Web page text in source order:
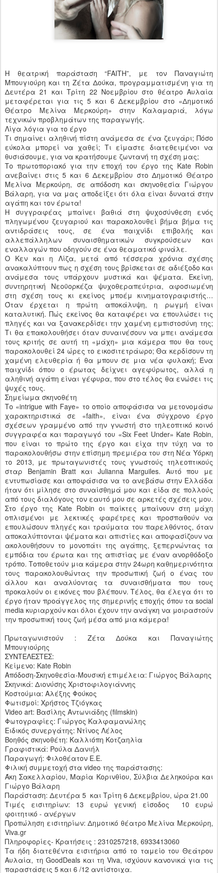
Η θεατρική παράσταση “FAITH”, με τον Παναγιώτη
Μπουγιούρη και τη Ζέτα Δούκα, προγραμματισμένη για τη
Δευτέρα 21 και Τρίτη 22 Νοεμβρίου στο θέατρο Αυλαία
μεταφέρεται για τις 5 και 6 Δεκεμβρίου στο «Δημοτικό
Θέατρο Μελίνα Μερκούρη» στην Καλαμαριά, λόγω
τεχνικών προβλημάτων της παραγωγής.
Λίγα λόγια για το έργο
Τι σημαίνει αληθινή πίστη ανάμεσα σε ένα ζευγάρι; Πόσο
εύκολα μπορεί να χαθεί; Τι είμαστε διατεθειμένοι να
θυσιάσουμε, για να κρατήσουμε ζωντανή τη σχέση μας;
Το πρωτοποριακό για την εποχή του έργο της Kate Robin
ανεβαίνει στις 5 και 6 Δεκεμβρίου στο Δημοτικό Θέατρο
Μελίνα Μερκούρη, σε απόδοση και σκηνοθεσία Γιώργου
Βάλαρη, για να μας αποδείξει ότι όλα είναι δυνατά στην
αγάπη και τον έρωτα!
Η συγγραφέας μπαίνει βαθιά στη ψυχοσύνθεση ενός
πληγωμένου ζευγαριού και παρακολουθεί βήμα βήμα τις
αντιδράσεις τους, σε ένα παιχνίδι επιβολής και
αλλεπάλληλων συναισθηματικών συγκρούσεων και
εναλλαγών που οδηγούν σε ένα θεαματικό φινάλε.
O Κεν και η Λίζα, μετά από τέσσερα χρόνια σχέσης
ανακαλύπτουν πως η σχέση τους βρίσκεται σε αδιέξοδο και
ανάμεσα τους υπάρχουν μυστικά και ψέματα. Εκείνη,
συντηρητική Νεοϋορκέζα ψυχοθεραπεύτρια, αφοσιωμένη
στη σχέση τους κι εκείνος μποέμ κινηματογραφιστής…
Όταν έρχεται η πρώτη αποκάλυψη, η ρωγμή είναι
καταλυτική. Πώς εκείνος θα καταφέρει να επουλώσει τις
πληγές και να ξανακερδίσει την χαμένη εμπιστοσύνη της;
Tι θα επακολουθήσει όταν συναινέσουν να μπει ανάμεσα
τους κριτής σε αυτή τη «μάχη» μια κάμερα που θα τους
παρακολουθεί 24 ώρες το εικοσιτετράωρο; Θα κερδίσουν τη
χαμένη ελευθερία ή θα μπουν σε μια νέα φυλακή; Ένα
παιχνίδι όπου ο έρωτας δείχνει αγεφύρωτος, αλλά η
αληθινή αγάπη είναι γέφυρα, που στο τέλος θα ενώσει τις
ψυχές τους.
Σημείωμα σκηνοθέτη
Το «intrigue with Faye» το οποίο αποφάσισα να μετονομάσω
χαρακτηριστικά σε «faith», είναι ένα σύγχρονο έργο
σχέσεων γραμμένο από την γνωστή στο τηλεοπτικό κοινό
συγγραφέα και παραγωγό του «Six Feet Under» Kate Robin,
που είναι το πρώτο της έργο και είχα την τύχη να το
παρακολουθήσω στην επίσημη πρεμιέρα του στη Νέα Υόρκη
το 2013, με πρωταγωνιστές τους γνωστούς τηλεοπτικούς
σταρ Benjamin Bratt και Julianna Marguiles. Αυτό που με
εντυπωσίασε και αποφάσισα να το ανεβάσω στην Ελλάδα
ήταν ότι μίλησε στο συναίσθημά μου και είδα σε πολλούς
από τους διαλόγους τον εαυτό μου σε αρκετές σχέσεις μου.
Στο έργο της Kate Robin οι παίκτες μπαίνουν στη μάχη
οπλισμένοι με λεκτικές φαρέτρες και προσπαθούν να
επουλώσουν πληγές και τραύματα του παρελθόντος, όταν
αποκαλύπτονται ψέματα και απιστίες και αποφασίζουν να
ακολουθήσουν το μονοπάτι της αγάπης, ξεπερνώντας τα
εμπόδια του έρωτα και της απιστίας με έναν ανορθόδοξο
τρόπο. Τοποθετούν μια κάμερα στην 24ωρη καθημερινότητα
τους παρακολουθώντας την προσωπική ζωή ο ένας του
άλλου και αναλύοντας τα συναισθήματα που τους
προκαλούν οι εικόνες που βλέπουν. Τέλος, θα έλεγα ότι το
έργο ήταν προάγγελος της σημερινής εποχής όπου τα social
media κυριαρχούν και όλοι έχουν την ανάγκη να μοιραστούν
την προσωπική τους ζωή μέσα από μια κάμερα!
Πρωταγωνιστούν : Ζέτα Δούκα και Παναγιώτης
Μπουγιούρης
ΣΥΝΤΕΛΕΣΤΕΣ:
Κείμενο: Kate Robin
Απόδοση-Σκηνοθεσία-Μουσική επιμέλεια: Γιώργος Βάλαρης
Σκηνικά: Διονύσης Χριστοφιλογιάννης
Κοστούμια: Αλέξης Φούκος
Φωτισμοί: Χρήστος Τζιόγκας
Video art: Βασίλης Αντωνιάδης (filmskin)
Φωτογραφίες: Γιώργος Καλφαμανώλης
Ειδικός συνεργάτης: Ντίνος Λέλος
Βοηθός σκηνοθέτη: Καλλιόπη Κοτζαηλία
Γραφιστικά: Ρούλα Δανιήλ
Παραγωγή: Φιλοθέατον Ε.Ε.
Φιλική συμμετοχή στα video της παράστασης:
Άκη Σακελλαρίου, Μαρία Κορινθίου, Σύλβια Δεληκούρα και
Γιώργο Βάλαρη
Παράσταση: Δευτέρα 5 και Τρίτη 6 Δεκεμβρίου, ώρα 21.00
Τιμές εισιτηρίων: 13 ευρώ γενική είσοδος 10 ευρώ
φοιτητικό - ανέργων
Προπώληση εισιτηρίων: Δημοτικό θέατρο Μελίνα Μερκούρη,
Viva.gr
Πληροφορίες- Κρατήσεις : 2310257218, 6933413060
Τα ήδη διατεθέντα εισιτήρια από το ταμείο του Θεάτρου
Αυλαία, τη GoodDeals και τη Viva, ισχύουν κανονικά για τις
παραστάσεις 5 και 6 /12 αντίστοιχα.